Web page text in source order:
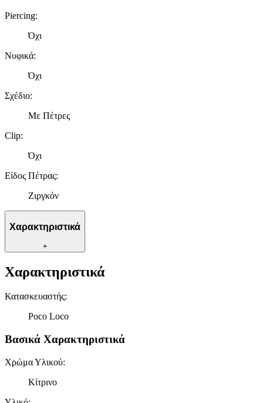
Piercing:
Όχι
Νυφικά:
Όχι
Σχέδιο:
Με Πέτρες
Clip:
Όχι
Είδος Πέτρας:
Ζιργκόν
Χαρακτηριστικά
+
Χαρακτηριστικά
Κατασκευαστής:
Poco Loco
Βασικά Χαρακτηριστικά
Χρώμα Υλικού:
Κίτρινο